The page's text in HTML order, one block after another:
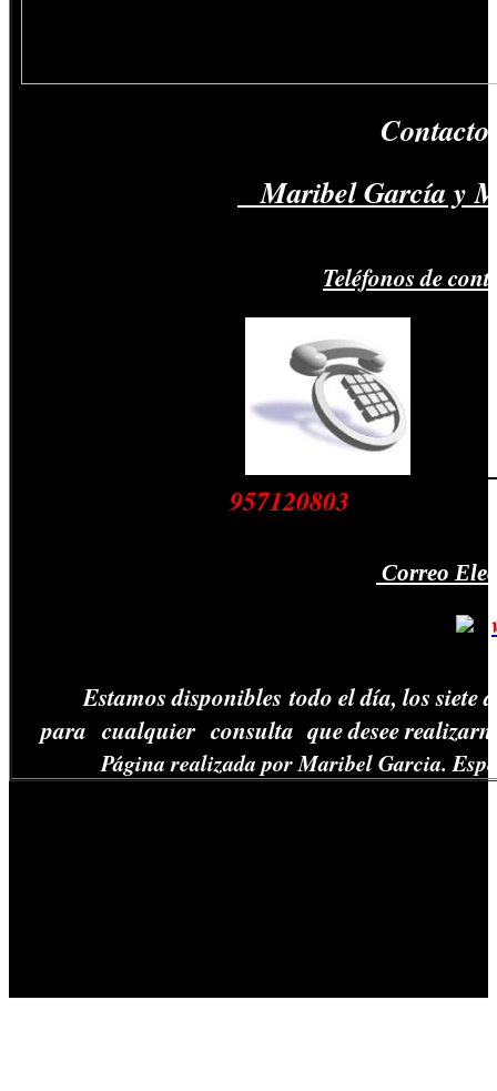
Contacto
Maribel García y
Teléfonos de
Correo
Estamos disponibles todo el día, los siete
para cualquier consulta que desee
Página realizada por Maribel Garcia.